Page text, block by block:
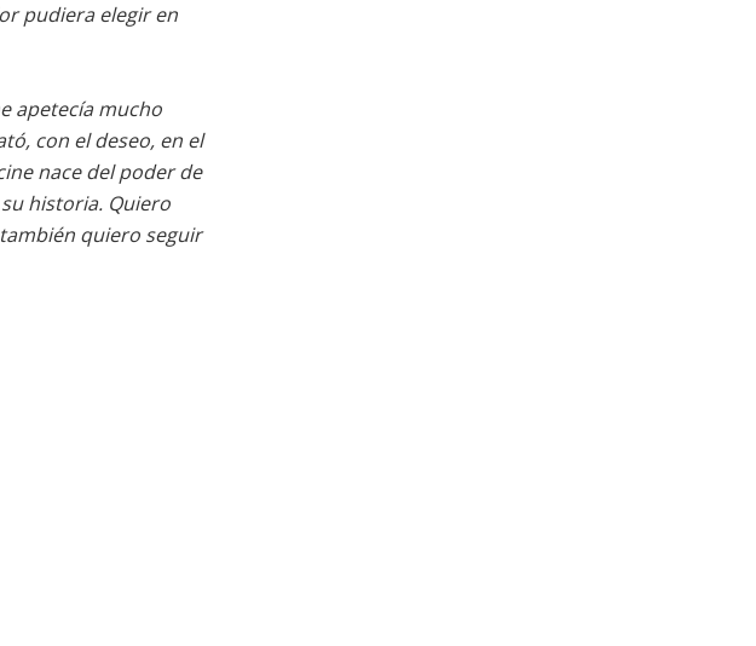
pudiera elegir en
apetecía mucho
con el deseo, en el
nace del poder de
historia. Quiero
quiero seguir